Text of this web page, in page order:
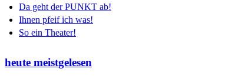
Da geht der PUNKT ab!
Ihnen pfeif ich was!
So ein Theater!
heute meistgelesen